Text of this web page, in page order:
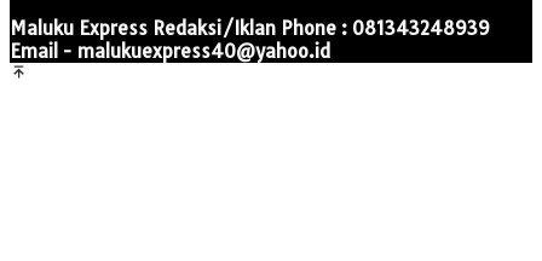
Maluku Express Redaksi/Iklan Phone : 081343248939
Email - malukuexpress40@yahoo.id